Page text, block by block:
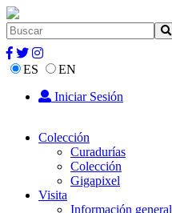
ES
EN
Iniciar Sesión
Colección
Curadurías
Colección
Gigapixel
Visita
Información general